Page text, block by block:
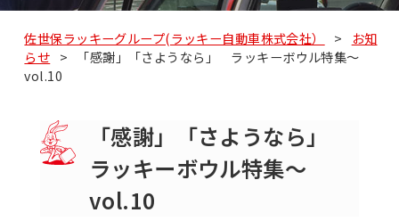
佐世保ラッキーグループ(ラッキー自動車株式会社） >
お知
らせ >
「感謝」「さようなら」 ラッキーボウル特集～
vol.10
「感謝」「さようなら」
ラッキーボウル特集～
vol.10